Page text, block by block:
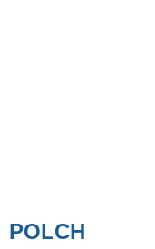
POLCH